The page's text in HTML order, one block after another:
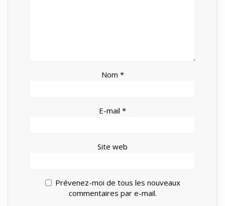
Nom *
E-mail *
Site web
Prévenez-moi de tous les nouveaux
commentaires par e-mail.